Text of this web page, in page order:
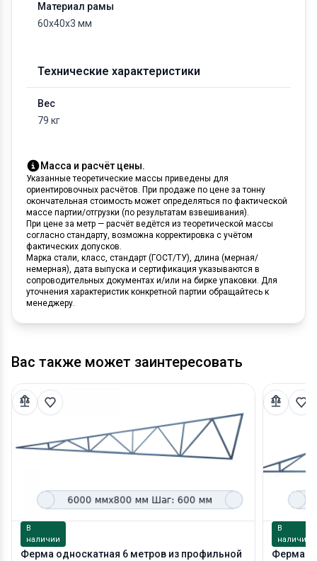
Материал рамы
60х40х3 мм
Технические характеристики
Вес
79 кг
Масса и расчёт цены.
Указанные теоретические массы приведены для
ориентировочных расчётов. При продаже по цене за тонну
окончательная стоимость может определяться по фактической
массе партии/отгрузки (по результатам взвешивания).
При цене за метр — расчёт ведётся из теоретической массы
согласно стандарту, возможна корректировка с учётом
фактических допусков.
Марка стали, класс, стандарт (ГОСТ/ТУ), длина (мерная/
немерная), дата выпуска и сертификация указываются в
сопроводительных документах и/или на бирке упаковки. Для
уточнения характеристик конкретной партии обращайтесь к
менеджеру.
Вас также может заинтересовать
В
наличии
Ферма односкатная 6 метров из профильной
В
наличии
Ферма